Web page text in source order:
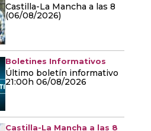
Castilla-La Mancha a las 8
(06/08/2026)
Boletines Informativos
Último boletín informativo
21:00h 06/08/2026
Castilla-La Mancha a las 8